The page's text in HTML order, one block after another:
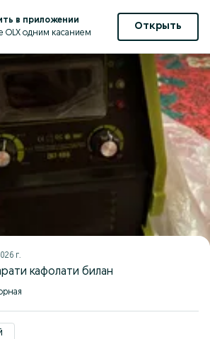
в приложении
OLX одним касанием
Открыть
г.
кафолати билан